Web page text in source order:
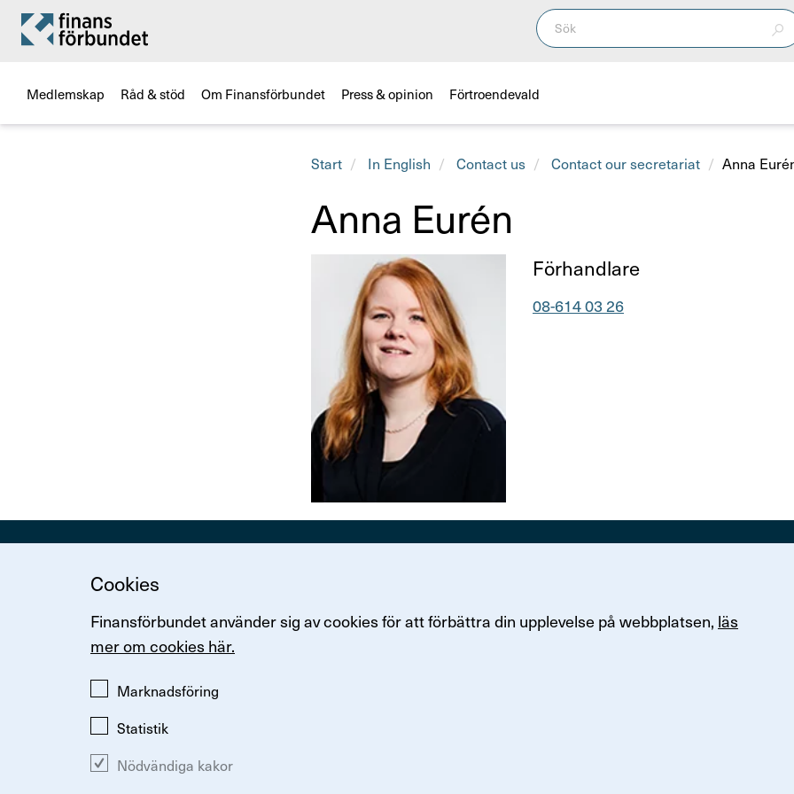
Medlemskap Råd & stöd Om Finansförbundet Press & opinion Förtroendevald
Cookies
Finansförbundet använder sig av cookies för att förbättra din upplevelse på webbplatsen, läs
mer om cookies här.
Marknadsföring
Statistik
Nödvändiga kakor
Start In English Contact us Contact our secretariat Anna
Anna Eurén
Titel
Förhand­lare
Telefonnummer
08-614 03 26
Arenavägen 47, 121 77 Johanneshov
Tel: 08-614 03 00
Kontakta Finansförbundet
Om Finansförbundet
Ändra inställningar för kakor Om kakor